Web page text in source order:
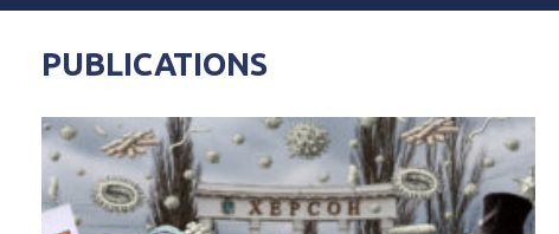
PUBLICATIONS